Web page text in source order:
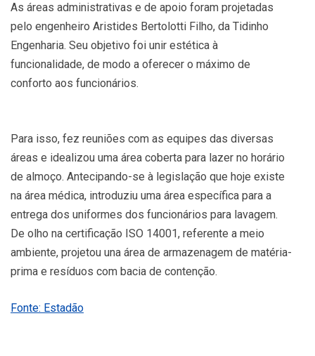
As áreas administrativas e de apoio foram projetadas
pelo engenheiro Aristides Bertolotti Filho, da Tidinho
Engenharia. Seu objetivo foi unir estética à
funcionalidade, de modo a oferecer o máximo de
conforto aos funcionários.
Para isso, fez reuniões com as equipes das diversas
áreas e idealizou uma área coberta para lazer no horário
de almoço. Antecipando-se à legislação que hoje existe
na área médica, introduziu uma área específica para a
entrega dos uniformes dos funcionários para lavagem.
De olho na certificação ISO 14001, referente a meio
ambiente, projetou una área de armazenagem de matéria-
prima e resíduos com bacia de contenção.
Fonte: Estadão